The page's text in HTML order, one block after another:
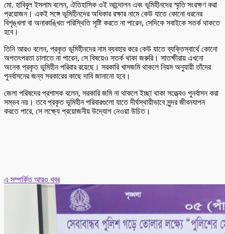
মো. হাবিবুল ইসলাম বলেন, ঐতিহাসিক ওই আন্দোলন এবং ভূমিহীনদের স্মৃতি সংরক্ষণ করা
প্রয়োজন। একই সঙ্গে ভূমিহীনদের অধিকার রক্ষার নামে কেউ যাতে কোনো ধরনের
বিশৃঙ্খলা বা অনাকাঙ্খিত পরিস্থিতি সৃষ্টি করতে না পারেন, সেদিকে সবাইকে সতর্ক থাকতে
হবে।
তিনি আরও বলেন, প্রকৃত ভূমিহীনদের নাম ব্যবহার করে কেউ যাতে ব্যক্তিস্বার্থে কোনো
অপতৎপরতা চালাতে না পারেন, সে বিষয়েও সতর্ক থাকা জরুরি। সাতক্ষীরায় এখনো
অনেক প্রকৃত ভূমিহীন পরিবার রয়েছে। সরকারি খাসজমি থাকলে নিয়ম অনুযায়ী তাঁদের
পুনর্বাসনের জন্য সরকারের কাছে দাবি জানানো হবে।
জেলা পরিষদের প্রশাসক বলেন, সরকারি জমি না থাকলে ইচ্ছা থাকা সত্ত্বেও পুনর্বাসন করা
সম্ভব নয়। তবে প্রকৃত ভূমিহীন পরিবারগুলো যাতে দীর্ঘস্থায়ীভাবে সুন্দর জীবনযাপন
করতে পারে, সে লক্ষ্যে প্রয়োজনীয় উদ্যোগ নেওয়া উচিত।
এ সম্পর্কিত আরও খবর